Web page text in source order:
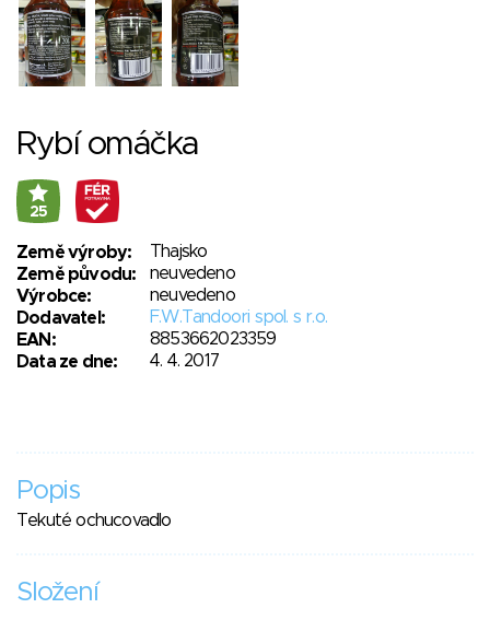
Rybí omáčka
25
Země výroby:
Thajsko
Země původu:
neuvedeno
Výrobce:
neuvedeno
Dodavatel:
F.W.Tandoori spol. s r.o.
EAN:
8853662023359
Data ze dne:
4. 4. 2017
Popis
Tekuté ochucovadlo
Složení